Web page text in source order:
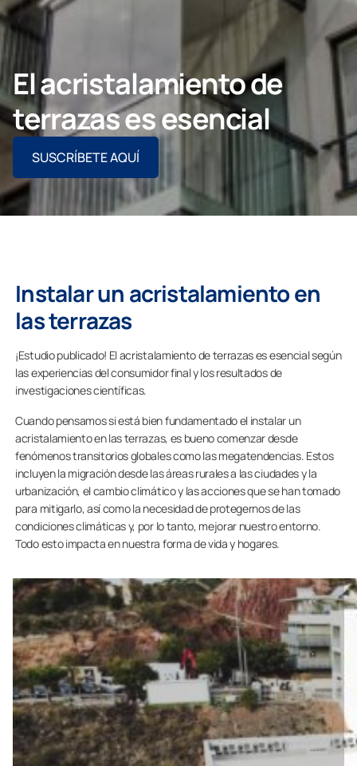
Particulares
Grupo Lumon
CONTACTO PROFESIONAL
El acristalamiento de
terrazas es esencial
SUSCRÍBETE AQUÍ
Instalar un acristalamiento en
las terrazas
¡Estudio publicado! El acristalamiento de terrazas es esencial según
las experiencias del consumidor final y los resultados de
investigaciones científicas.
Cuando pensamos si está bien fundamentado el instalar un
acristalamiento en las terrazas, es bueno comenzar desde
fenómenos transitorios globales como las megatendencias. Estos
incluyen la migración desde las áreas rurales a las ciudades y la
urbanización, el cambio climático y las acciones que se han tomado
para mitigarlo, así como la necesidad de protegernos de las
condiciones climáticas y, por lo tanto, mejorar nuestro entorno.
Todo esto impacta en nuestra forma de vida y hogares.